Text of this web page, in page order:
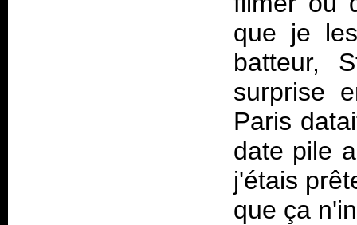
que je
batteur,
surprise
Paris
date pile
j'étais
que ça